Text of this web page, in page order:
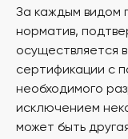
За каждым видом
норматив,
осуществляется
сертификации с
необходимого
исключением
может быть